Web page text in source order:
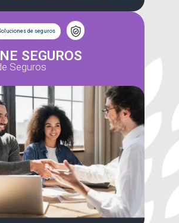
de seguros
SEGUROS
Seguros